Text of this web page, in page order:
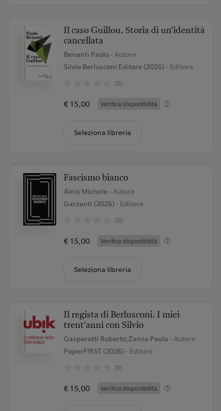
Il caso Guillou. Storia di un'identità
cancellata
Benanti Paolo - Autore
Silvio Berlusconi Editore (2026)- Editore
(0)
€ 15,00 Verifica disponibilità
Seleziona libreria
Fascismo bianco
Ainis Michele - Autore
Garzanti (2026)- Editore
(0)
€ 15,00 Verifica disponibilità
Seleziona libreria
Il regista di Berlusconi. I miei
trent'anni con Silvio
Gasparotti Roberto;Zanca Paola - Autore
PaperFIRST (2026)- Editore
(0)
€ 15,00 Verifica disponibilità